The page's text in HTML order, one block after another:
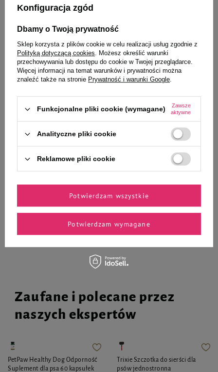
Wybrane specjalnie dla
Ciebie i Twojego czworonoga
Karma mokra dla psa Luger's
5,80 zł
+
Do koszyka
Karma mokra dla psa Luger's
Daily Pleasures z bażantem,
5,80 zł
-
Zaufane i polecane przez
naszych ekspertów
PetPaw Healthy Dog Odporność
Suplement dla psa 60 kapsułek
Trixie Szczotka do sierści dla
psów jednostronna
Konfiguracja zgód
Dbamy o Twoją prywatność
Sklep korzysta z plików cookie w celu realizacji usług zgodnie z
Polityką dotyczącą cookies. Możesz określić warunki
przechowywania lub dostępu do cookie w Twojej przeglądarce.
Więcej informacji na temat warunków i prywatności można
znaleźć także na stronie Prywatność i warunki Google.
Funkcjonalne pliki cookie (wymagane)
Zawsze
aktywne
Analityczne pliki cookie
Reklamowe pliki cookie
Potwierdzam wymagane
Potwierdzam wszystkie